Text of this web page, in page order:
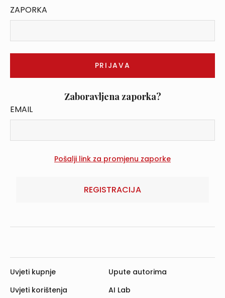
ZAPORKA
Zaboravljena zaporka?
EMAIL
REGISTRACIJA
Uvjeti kupnje
Uvjeti korištenja
Upute autorima
AI Lab